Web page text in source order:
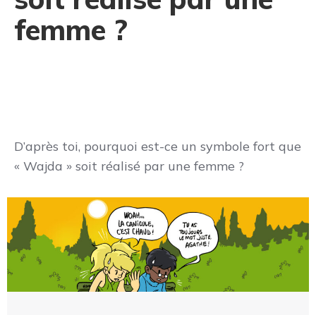
femme ?
D’après toi, pourquoi est-ce un symbole fort que
« Wajda » soit réalisé par une femme ?